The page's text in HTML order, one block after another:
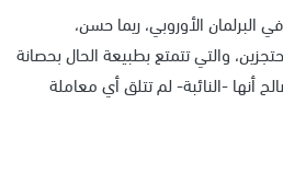
البرلمان الأوروبي، ريما حسن،
والتي تتمتع بطبيعة الحال بحصانة
أنها -النائبة- لم تتلق أي معاملة